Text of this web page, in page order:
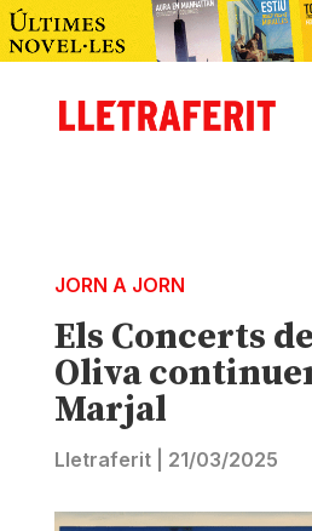
JORN A JORN
Els Concerts
Oliva
Marjal
Lletraferit| 21/03/2025